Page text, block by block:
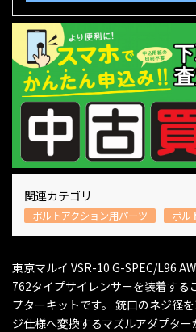
関連カテゴリ
ボルトアクション用パーツ ボル
東京マルイ VSR-10 G-SPEC/L96
762タイプサイレンサーを装着す
プターキットです。 銃口のネジ径
ジ仕様へ変換するマズルアダプタ